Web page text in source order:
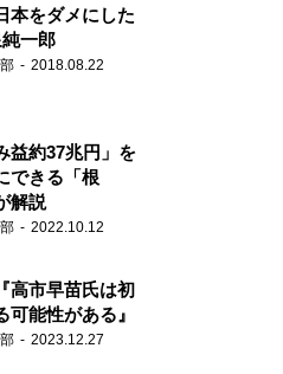
本をダメにした
一郎
2018.08.22
益約37兆円」を
できる「根
解説
2022.10.12
高市早苗氏は初
能性がある』
2023.12.27